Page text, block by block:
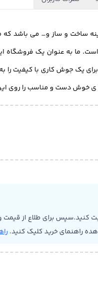
ساخت و ساز و… می باشد که
ی خوش دست و مناسب را روی
کنید.سپس برای طلاع از قیمت
راهنمای خرید کلیک کنید.